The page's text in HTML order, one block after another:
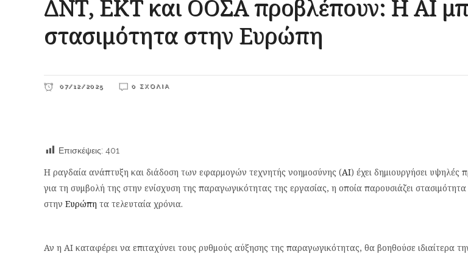
ΔΝΤ, ΕΚΤ και ΟΟΣΑ προβλέπουν: Η AI
στασιμότητα στην Ευρώπη
07/12/2025 0 ΣΧΌΛΙΑ
Επισκέψεις: 401
Η ραγδαία ανάπτυξη και διάδοση των εφαρμογών τεχνητής νοημοσύνης (ΑΙ) έχει δημιουργήσει υψηλές
για τη συμβολή της στην ενίσχυση της παραγωγικότητας της εργασίας, η οποία παρουσιάζει στασιμότητα
στην Ευρώπη τα τελευταία χρόνια.
Αν η ΑΙ καταφέρει να επιταχύνει τους ρυθμούς αύξησης της παραγωγικότητας, θα βοηθούσε ιδιαίτερα